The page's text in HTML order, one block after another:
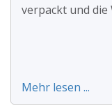
verpackt und die
Mehr lesen ...